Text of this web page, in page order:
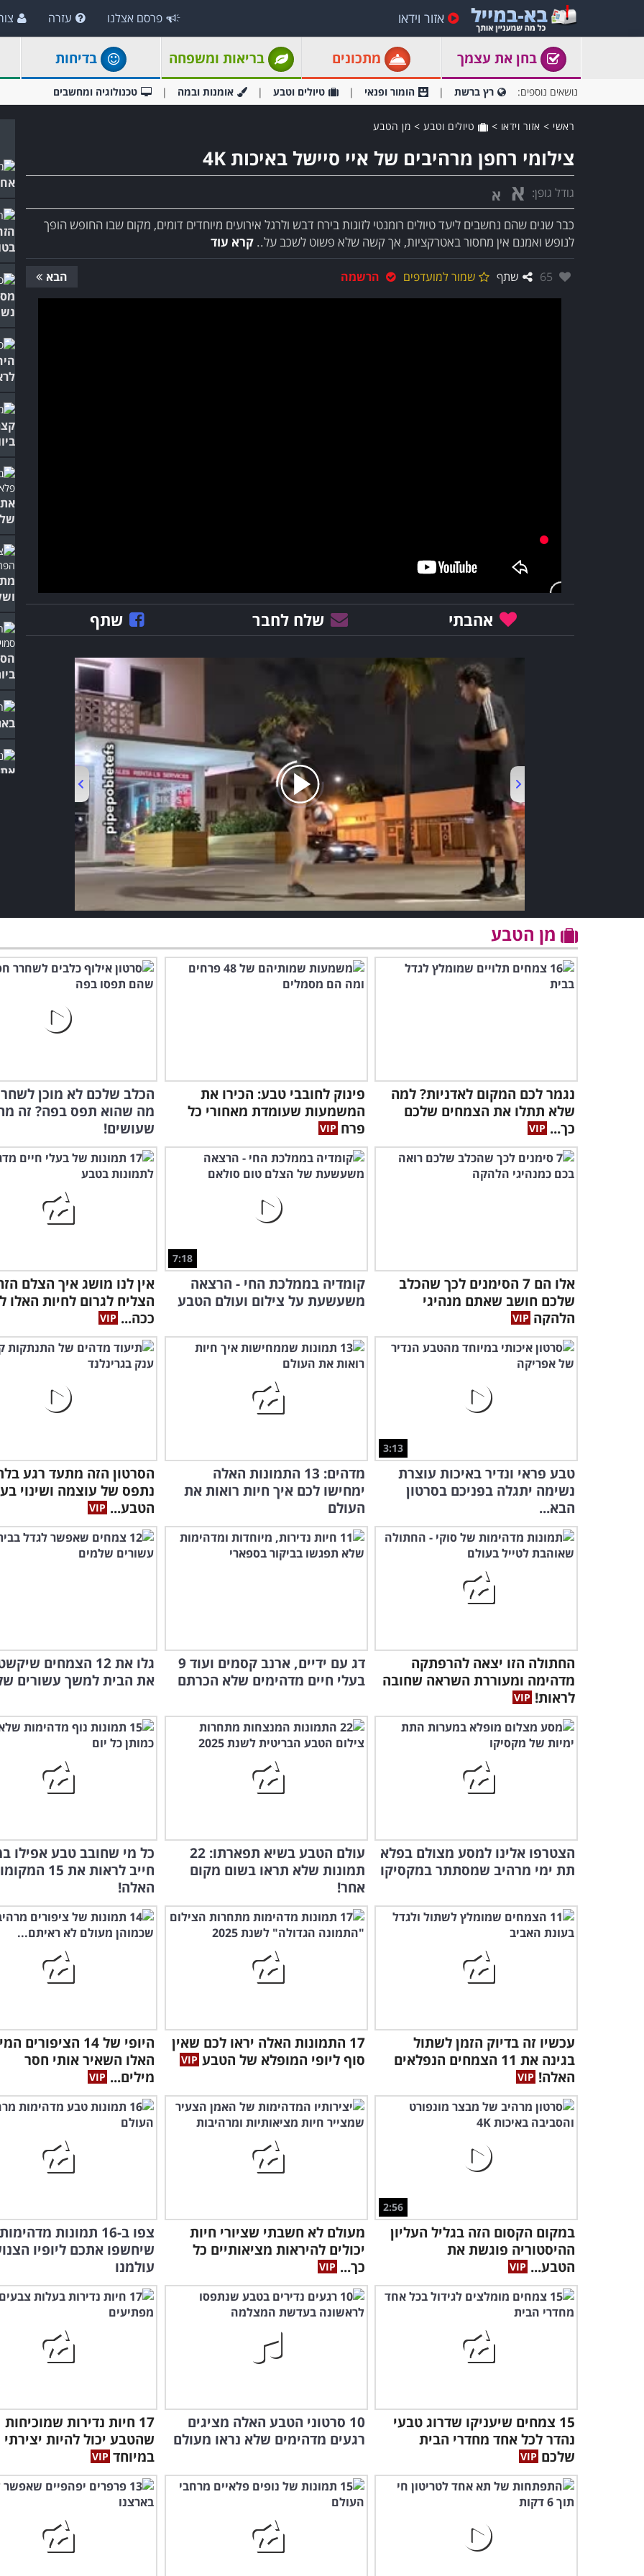
אזור וידאו פרסם אצלנו עזרה
בחן את עצמך מתכונים בריאות ומשפחה בדיחות
נושאים נוספים: רץ ברשת הומור ופנאי טיולים וטבע אומנות ובמה טכנולוגיה ומחשבים
ראשי > אזור וידאו > טיולים וטבע > מן הטבע
צילומי רחפן מרהיבים של איי סיישל באיכות 4K
גודל גופן: א א
כבר שנים שהם נחשבים ליעד טיולים רומנטי לזוגות בירח דבש ולרגל אירועים מיוחדים דומים, מקום שבו החופש הופך
לנופש ואמנם אין מחסור באטרקציות, אך קשה שלא פשוט לשכב על.. קרא עוד
אהבו:
65 שתף שמור למועדפים הרשמה הבא
אהבתי שלח לחבר שתף
00:00/01:08
מן הטבע
נגמר לכם המקום לאדניות? למה
שלא תתלו את הצמחים שלכם
כך...
פינוק לחובבי טבע: הכירו את
המשמעות שעומדת מאחורי כל
פרח
הכלב שלכם לא מוכן
מה שהוא תפס בפה? זה
שעושים!
אלו הם 7 הסימנים לכך שהכלב
שלכם חושב שאתם מנהיגי
הלהקה
7:18
קומדיה בממלכת החי - הרצאה
משעשעת על צילום ועולם הטבע
אין לנו מושג איך הצלם
הצליח לגרום לחיות האלו
ככה...
3:13
טבע פראי ונדיר באיכות עוצרת
נשימה יתגלה בפניכם בסרטון
הבא...
מדהים: 13 התמונות האלה
ימחישו לכם איך חיות רואות את
העולם
הסרטון הזה מתעד רגע
נתפס של עוצמה ושינוי
הטבע...
החתולה הזו יצאה להרפתקה
מדהימה ומעוררת השראה שחובה
לראות!
דג עם ידיים, ארנב קסמים ועוד 9
בעלי חיים מדהימים שלא הכרתם
גלו את 12 הצמחים
את הבית למשך עשורים
הצטרפו אלינו למסע מצולם בפלא
תת ימי מרהיב שמסתתר במקסיקו
עולם הטבע בשיא תפארתו: 22
תמונות שלא תראו בשום מקום
אחר!
כל מי שחובב טבע אפילו
חייב לראות את 15
האלה!
עכשיו זה בדיוק הזמן לשתול
בגינה את 11 הצמחים הנפלאים
האלה!
17 התמונות האלה יראו לכם שאין
סוף ליופי המופלא של הטבע
היופי של 14
האלו השאיר אותי חסר
מילים...
2:56
במקום הקסום הזה בגליל העליון
ההיסטוריה פוגשת את
הטבע...
מעולם לא חשבתי שציורי חיות
יכולים להיראות מציאותיים כל
כך...
צפו ב-16 תמונות מדהימות
שיחשפו אתכם ליופיו
עולמנו
15 צמחים שיעניקו שדרוג טבעי
נהדר לכל אחד מחדרי הבית
שלכם
10 סרטוני הטבע האלה מציגים
רגעים מדהימים שלא נראו מעולם
17 חיות נדירות שמוכיחות
שהטבע יכול להיות יצירתי
במיוחד